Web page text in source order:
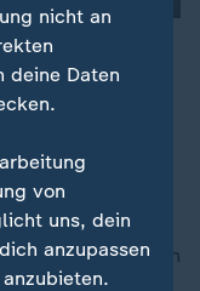
Tipps rund um
Unsterblichkeit.
Vermehrung
nach oben
nicht an
deine Daten
von
uns, dein
anzupassen